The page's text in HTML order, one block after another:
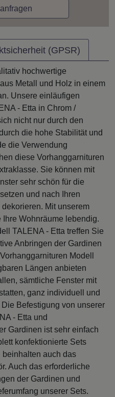
(GPSR)
hochwertige
Metall und Holz in einem
Unsere einläufigen
- Etta in Chrom /
nicht nur durch den
die hohe Stabilität und
die Verwendung
diese Vorhanggarnituren
Sie können mit
sehr schön für die
und nach Ihren
Mit unserem
Wohnräume lebendig.
TALENA - Etta treffen Sie
Anbringen der Gardinen
Modell
Längen anbieten
sämtliche Fenster mit
ganz individuell und
Befestigung von unserer
- Etta und
Gardinen ist sehr einfach
konfektionierte Sets
auch das
Auch das erforderliche
der Gardinen und
unserer Sets.